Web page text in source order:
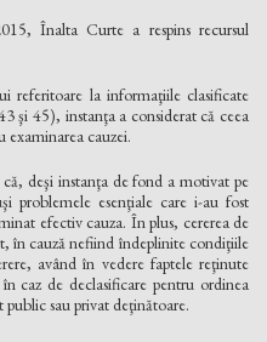
Înalta Curte a respins recursul
referitoare la informaţiile clasificate
şi 45), instanţa a considerat că ceea
examinarea cauzei.
deşi instanţa de fond a motivat pe
problemele esenţiale care i-au fost
efectiv cauza. În plus, cererea de
în cauză nefiind îndeplinite condiţiile
având în vedere faptele reţinute
caz de declasificare pentru ordinea
public sau privat deţinătoare.